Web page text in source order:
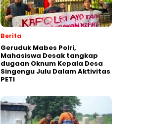
Berita
Geruduk Mabes Polri,
Mahasiswa Desak tangkap
dugaan Oknum Kepala Desa
Singengu Julu Dalam Aktivitas
PETI